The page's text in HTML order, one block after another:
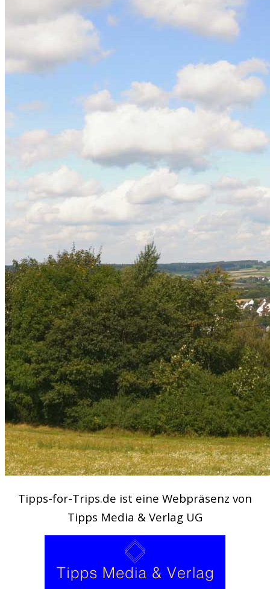
Tipps-for-Trips.de ist eine Webpräsenz von
Tipps Media & Verlag UG